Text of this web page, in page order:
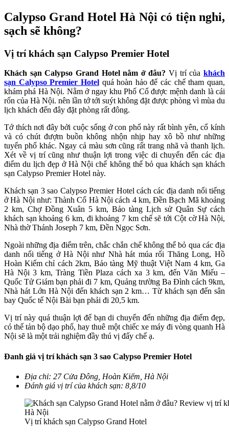
Calypso Grand Hotel Hà Nội có tiện nghi,
sạch sẽ không?
Vị trí khách sạn Calypso Premier Hotel
Khách sạnCalypso Grand Hotel nằm ở đâu?Vị trí của khách
sạn Calypso Premier Hotel quá hoàn hảo để các chế tham quan,
khám phá Hà Nội. Nằm ở ngay khu Phố Cổ được mệnh danh là cái
rốn của Hà Nội. nên lần tớ tới suýt không đặt được phòng vì mùa du
lịch khách đến đây đặt phòng rất đông.
Tớ thích nơi đây bởi cuộc sống ở con phố này rất bình yên, cổ kính
và có chút đượm buồn không nhộn nhịp hay xô bồ như những
tuyến phố khác. Ngay cả màu sơn cũng rất trang nhã và thanh lịch.
Xét về vị trí cũng như thuận lợi trong việc di chuyển đếncác địa
điểm du lịch đẹp ở Hà Nội chế không thể bỏ qua khách sạn khách
sạn Calypso Premier Hotel này.
Khách sạn 3 sao Calypso Premier Hotel cách các địa danh nổi tiếng
ở Hà Nội như: Thành Cổ Hà Nội cách 4 km, Đền Bạch Mã khoảng
2 km, Chợ Đồng Xuân 5 km, Bảo tàng Lịch sử Quân Sự cách
khách sạn khoảng 6 km, đi khoảng 7 km chế sẽ tới Cột cờ Hà Nội,
Nhà thờ Thánh Joseph 7 km, Đền Ngọc Sơn.
Ngoài những địa điểm trên, chắc chắn chế không thể bỏ qua các địa
danh nổi tiếng ở Hà Nội như Nhà hát múa rối Thăng Long, Hồ
Hoàn Kiếm chỉ cách 2km, Bảo tàng Mỹ thuật Việt Nam 4 km, Ga
Hà Nội 3 km, Tràng Tiền Plaza cách xa 3 km, đến Văn Miếu –
Quốc Tử Giám bạn phải đi 7 km, Quảng trường Ba Đình cách 9km,
Nhà hát Lớn Hà Nội đến khách sạn 2 km… Từ khách sạn đến sân
bay Quốc tế Nội Bài bạn phải đi 20,5 km.
Vị trí này quá thuận lợi để bạn di chuyển đến những địa điểm đẹp,
có thể tản bộ dạo phố, hay thuê một chiếc xe máy đi vòng quanh Hà
Nội sẽ là một trải nghiệm đầy thú vị đấy chế ạ.
Đanh giá vị trí khách sạn 3 sao Calypso Premier Hotel
Địa chỉ: 27 Cửa Đông, Hoàn Kiếm, Hà Nội
Đánh giá vị trí của khách sạn: 8,8/10
Vị trí khách sạn Calypso Grand Hotel